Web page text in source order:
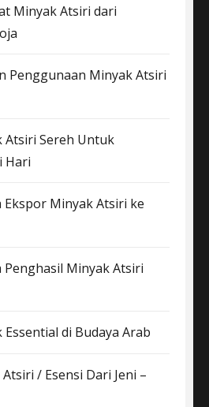
Minyak Atsiri dari
Penggunaan Minyak Atsiri
Atsiri Sereh Untuk
Hari
Minyak Atsiri ke
Minyak Atsiri
di Budaya Arab
/ Esensi Dari Jeni –